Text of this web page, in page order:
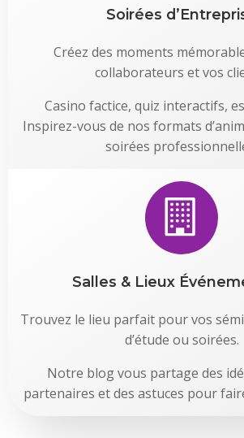
Soirées
Créez des moments
collaborateurs et vos
Casino factice, quiz interactifs,
Inspirez-vous de nos formats
soirées
Salles & Lieux
Trouvez le lieu parfait pour vos
d’étude ou soirées.
Notre blog vous partage des
partenaires et des astuces pour